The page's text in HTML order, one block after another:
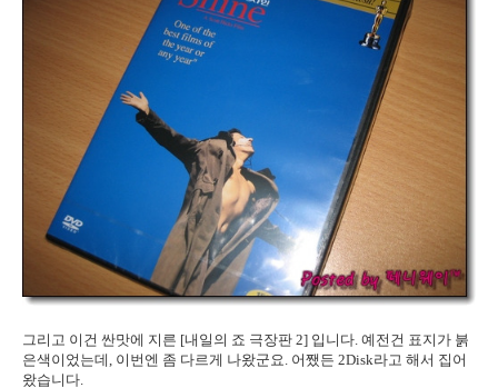
그리고 이건 싼맛에 지른 [내일의 죠 극장판 2] 입니다. 예전건 표지가 붉
은색이었는데, 이번엔 좀 다르게 나왔군요. 어쨌든 2Disk라고 해서 집어
왔습니다.